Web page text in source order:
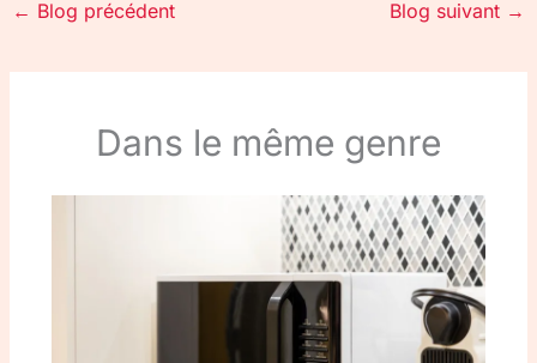
← Blog précédent Blog suivant →
Dans le même genre